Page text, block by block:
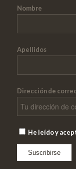
Nombre
Apellidos
Dirección de
He leído y